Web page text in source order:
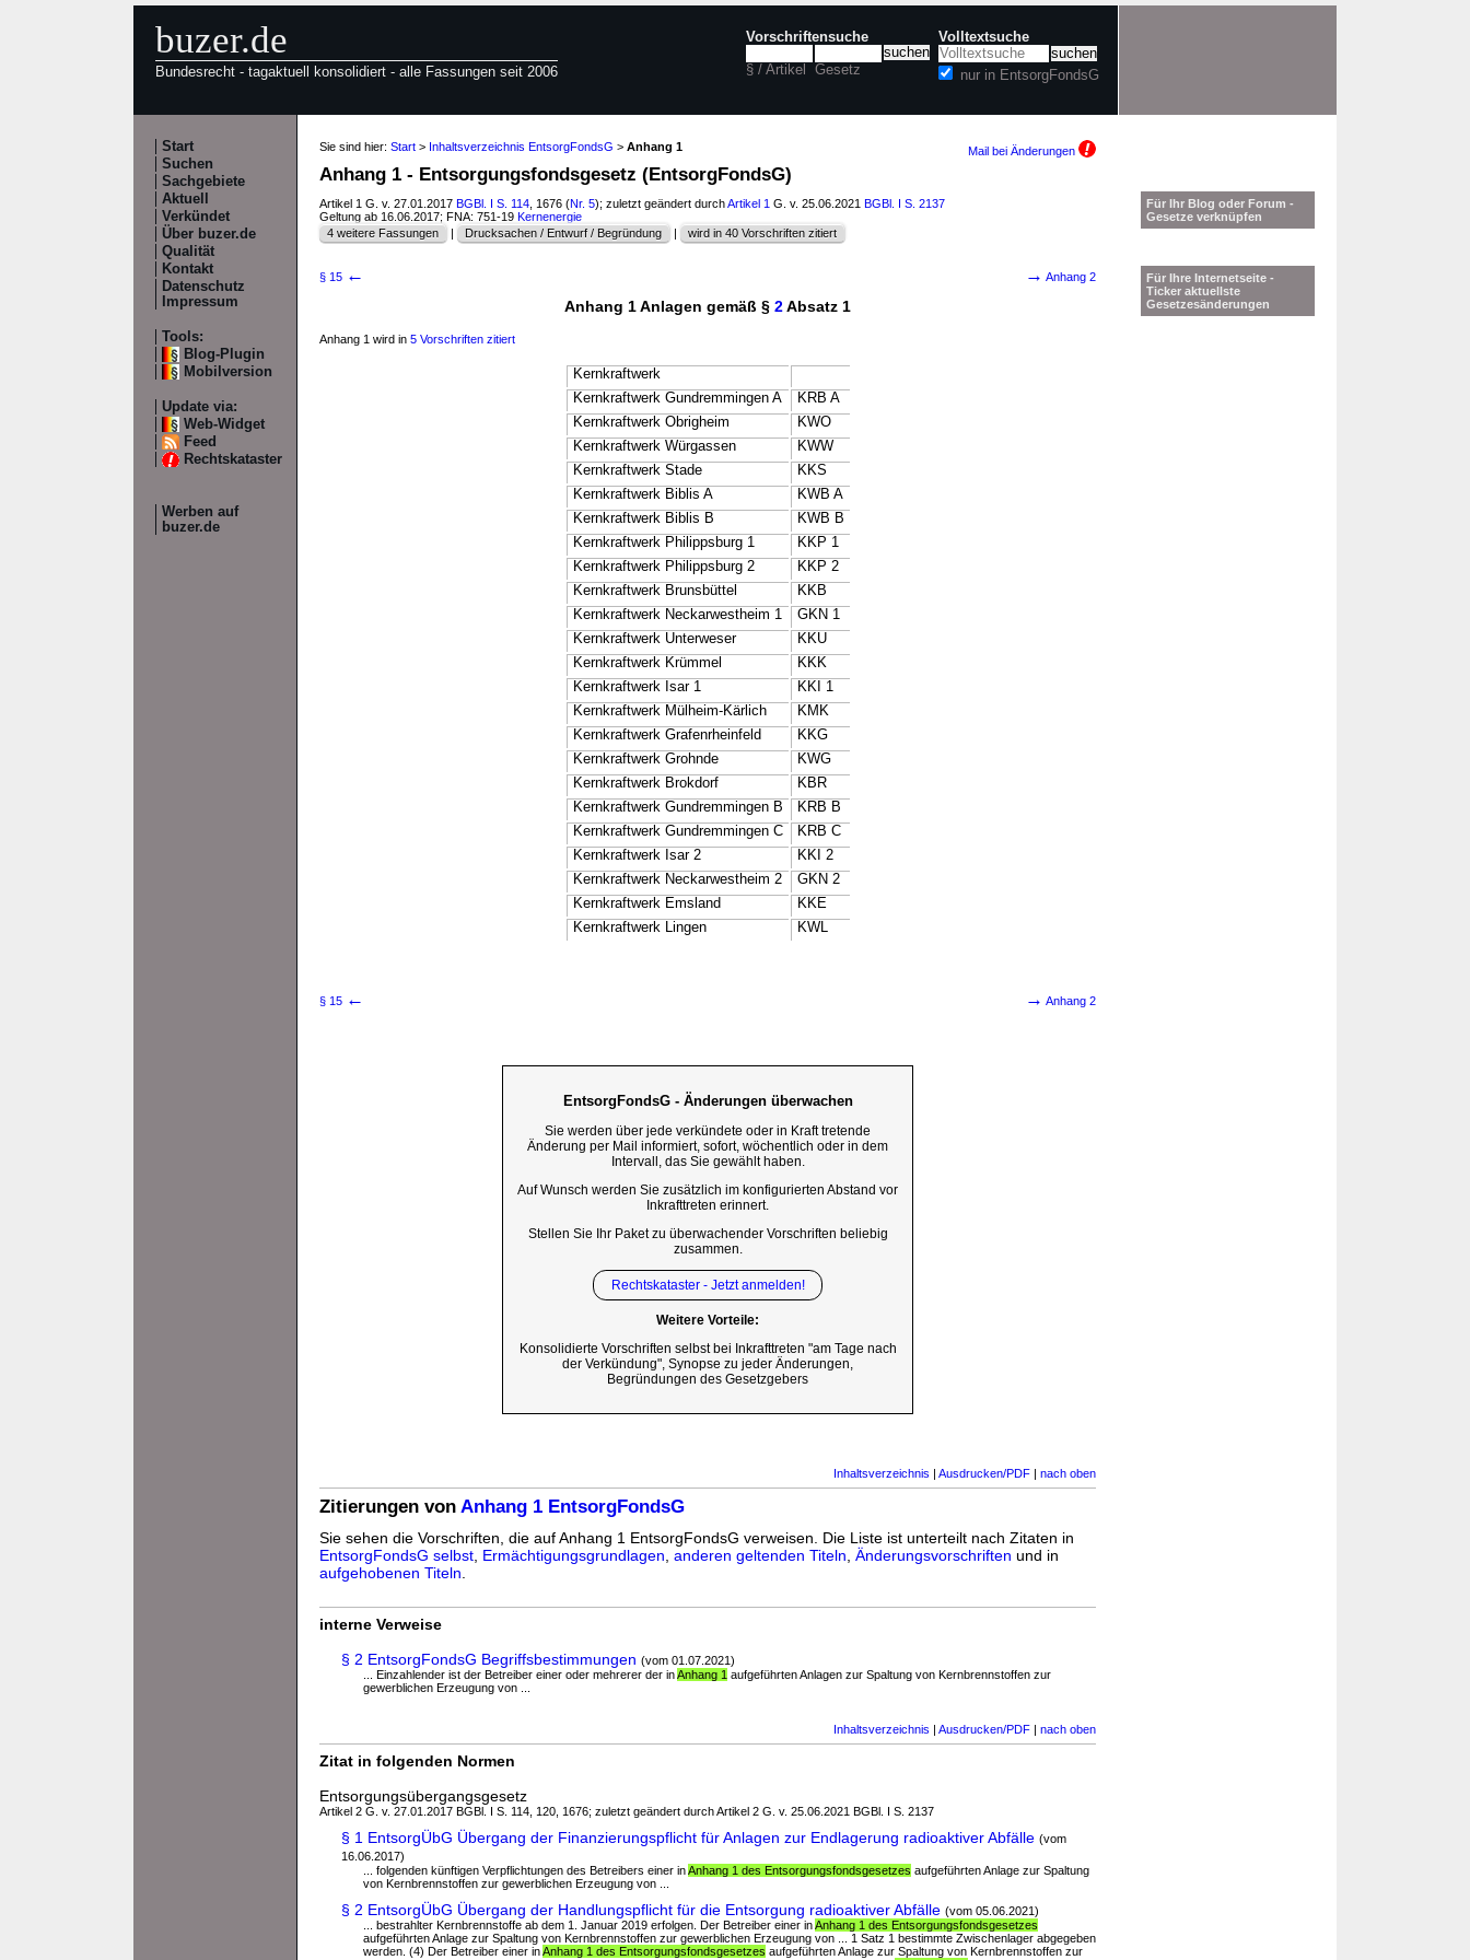
buzer.de
Bundesrecht - tagaktuell konsolidiert - alle Fassungen seit 2006
Vorschriftensuche
§ / Artikel Gesetz
Volltextsuche
nur in EntsorgFondsG
Start
Suchen
Sachgebiete
Aktuell
Verkündet
Über buzer.de
Qualität
Kontakt
Datenschutz
Impressum
Tools:
Blog-Plugin
Mobilversion
Update via:
Web-Widget
Feed
Rechtskataster
Werben auf
buzer.de
Sie sind hier: Start > Inhaltsverzeichnis EntsorgFondsG > Anhang 1 Mail bei Änderungen
Anhang 1 - Entsorgungsfondsgesetz (EntsorgFondsG)
Artikel 1 G. v. 27.01.2017 BGBl. I S. 114 , 1676 (Nr. 5); zuletzt geändert durchArtikel 1 G. v. 25.06.2021 BGBl. I S. 2137
Geltung ab 16.06.2017; FNA: 751-19 Kernenergie
4 weitere Fassungen
| Drucksachen / Entwurf / Begründung | wird in 40 Vorschriften zitiert
§ 15 ← → Anhang 2
Anhang 1 Anlagen gemäß § 2Absatz 1
Anhang 1 wird in 5 Vorschriften zitiert
Kernkraftwerk
Kernkraftwerk Gundremmingen A
KRB A
Kernkraftwerk Obrigheim
KWO
Kernkraftwerk Würgassen
KWW
Kernkraftwerk Stade
KKS
Kernkraftwerk Biblis A
KWB A
Kernkraftwerk Biblis B
KWB B
Kernkraftwerk Philippsburg 1
KKP 1
Kernkraftwerk Philippsburg 2
KKP 2
Kernkraftwerk Brunsbüttel
KKB
Kernkraftwerk Neckarwestheim 1
GKN 1
Kernkraftwerk Unterweser
KKU
Kernkraftwerk Krümmel
KKK
Kernkraftwerk Isar 1
KKI 1
Kernkraftwerk Mülheim-Kärlich
KMK
Kernkraftwerk Grafenrheinfeld
K­KG
Kernkraftwerk Grohnde
K­WG
Kernkraftwerk Brokdorf
KBR
Kernkraftwerk Gundremmingen B
KRB B
Kernkraftwerk Gundremmingen C
KRB C
Kernkraftwerk Isar 2
KKI 2
Kernkraftwerk Neckarwestheim 2
GKN 2
Kernkraftwerk Emsland
KKE
Kernkraftwerk Lingen
KWL
§ 15 ← → Anhang 2
EntsorgFondsG - Änderungen überwachen
Sie werden über jede verkündete oder in Kraft tretende
Änderung per Mail informiert, sofort, wöchentlich oder in dem
Intervall, das Sie gewählt haben.
Auf Wunsch werden Sie zusätzlich im konfigurierten Abstand vor
Inkrafttreten erinnert.
Stellen Sie Ihr Paket zu überwachender Vorschriften beliebig
zusammen.
Rechtskataster - Jetzt anmelden!
Weitere Vorteile:
Konsolidierte Vorschriften selbst bei Inkrafttreten "am Tage nach
der Verkündung", Synopse zu jeder Änderungen,
Begründungen des Gesetzgebers
Inhaltsverzeichnis | Ausdrucken/PDF | nach oben
Zitierungen von Anhang 1 EntsorgFondsG
Sie sehen die Vorschriften, die auf Anhang 1 EntsorgFondsG verweisen. Die Liste ist unterteilt nach Zitaten in
EntsorgFondsG selbst Ermächtigungsgrundlagen anderen geltenden Titeln Änderungsvorschriften und in
aufgehobenen Titeln
interne Verweise
§ 2 EntsorgFondsG Begriffsbestimmungen (vom 01.07.2021)
... Einzahlender ist der Betreiber einer oder mehrerer der inAnhang 1 aufgeführten Anlagen zur Spaltung von Kernbrennstoffen zur
gewerblichen Erzeugung von ...
Inhaltsverzeichnis | Ausdrucken/PDF | nach oben
Zitat in folgenden Normen
Entsorgungsübergangsgesetz
Artikel 2 G. v. 27.01.2017 BGBl. I S. 114, 120, 1676; zuletzt geändert durch Artikel 2 G. v. 25.06.2021 BGBl. I S. 2137
§ 1 EntsorgÜbG Übergang der Finanzierungspflicht für Anlagen zur Endlagerung radioaktiver Abfälle (vom
16.06.2017)
... folgenden künftigen Verpflichtungen des Betreibers einer inAnhang 1 des Entsorgungsfondsgesetzes aufgeführten Anlage zur Spaltung
von Kernbrennstoffen zur gewerblichen Erzeugung von ...
§ 2 EntsorgÜbG Übergang der Handlungspflicht für die Entsorgung radioaktiver Abfälle (vom 05.06.2021)
... bestrahlter Kernbrennstoffe ab dem 1. Januar 2019 erfolgen. Der Betreiber einer inAnhang 1 des Entsorgungsfondsgesetzes
aufgeführten Anlage zur Spaltung von Kernbrennstoffen zur gewerblichen Erzeugung von ... 1 Satz 1 bestimmte Zwischenlager abgegeben
werden. (4) Der Betreiber einer inAnhang 1 des Entsorgungsfondsgesetzes aufgeführten Anlage zur Spaltung von Kernbrennstoffen zur
Für Ihr Blog oder Forum -
Gesetze verknüpfen
Für Ihre Internetseite -
Ticker aktuellste
Gesetzesänderungen